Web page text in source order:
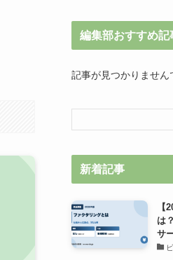
編集部おすすめ記
記事が見つかりません
新着記事
【
は
サ